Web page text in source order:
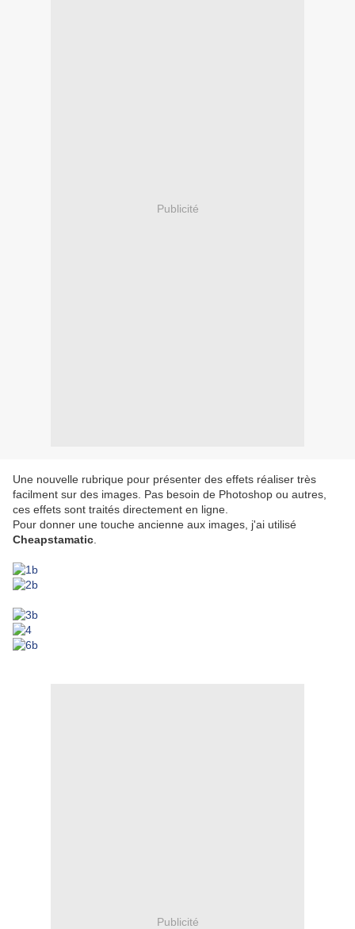
Publicité
Une nouvelle rubrique pour présenter des effets réaliser très
facilment sur des images. Pas besoin de Photoshop ou autres,
ces effets sont traités directement en ligne.
Pour donner une touche ancienne aux images, j'ai utilisé
Cheapstamatic
Publicité